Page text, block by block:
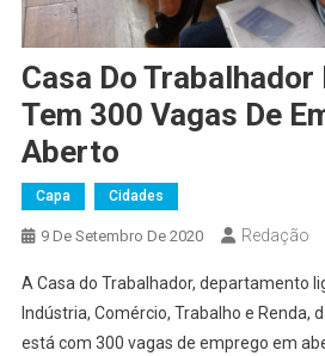
Casa Do Trabalhador
Tem 300 Vagas De
Aberto
Capa Cidades
9 De Setembro De 2020 Redação
A Casa do Trabalhador, departamento
Indústria, Comércio, Trabalho e Renda,
está com 300 vagas de emprego em